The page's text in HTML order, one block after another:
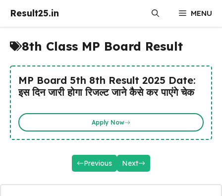
Result25.in MENU
8th Class MP Board Result
MP Board 5th 8th Result 2025 Date:
इस दिन जारी होगा रिजल्ट जाने कैसे कर पाएंगे चेक
Apply Now
Previous Next